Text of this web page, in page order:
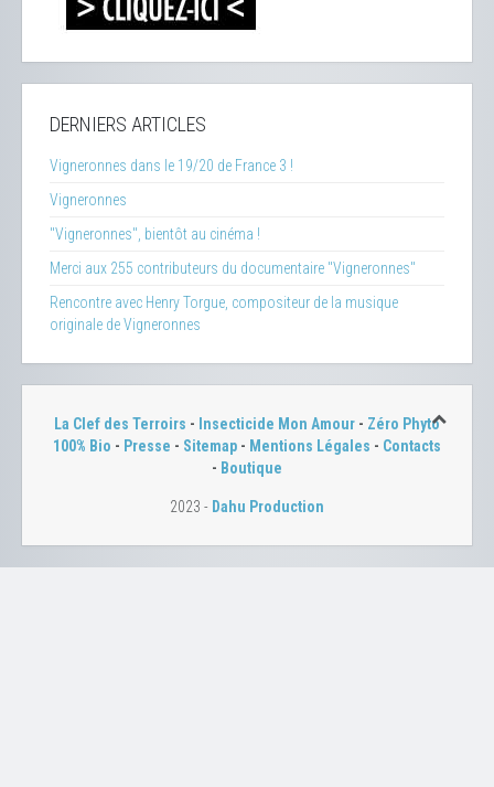
DERNIERS ARTICLES
Vigneronnes dans le 19/20 de France 3 !
Vigneronnes
"Vigneronnes", bientôt au cinéma !
Merci aux 255 contributeurs du documentaire "Vigneronnes"
Rencontre avec Henry Torgue, compositeur de la musique
originale de Vigneronnes
La Clef des Terroirs - Insecticide Mon Amour - Zéro Phyto
100% Bio - Presse - Sitemap - Mentions Légales - Contacts
- Boutique
2023 - Dahu Production